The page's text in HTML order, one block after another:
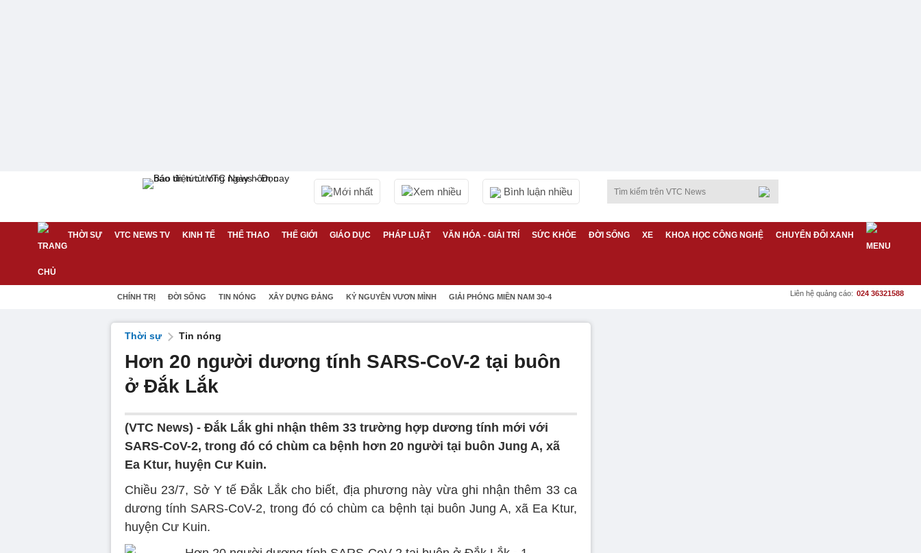
Mới nhất Xem nhiều Bình luận nhiều
THỜI SỰ VTC NEWS TV KINH TẾ THỂ THAO THẾ GIỚI GIÁO DỤC PHÁP LUẬT VĂN HÓA - GIẢI TRÍ SỨC KHỎE ĐỜI SỐNG XE KHOA HỌC CÔNG NGHỆ CHUYỂN ĐỔI XANH
CHÍNH TRỊ ĐỜI SỐNG TIN NÓNG XÂY DỰNG ĐẢNG KỶ NGUYÊN VƯƠN MÌNH GIẢI PHÓNG MIỀN NAM 30-4 Liên hệ quảng cáo: 024 36321588
Thời sự Tin nóng
Hơn 20 người dương tính SARS-CoV-2 tại buôn
ở Đắk Lắk
(VTC News) - Đắk Lắk ghi nhận thêm 33 trường hợp dương tính mới với
SARS-CoV-2, trong đó có chùm ca bệnh hơn 20 người tại buôn Jung A, xã
Ea Ktur, huyện Cư Kuin.
Chiều 23/7, Sở Y tế Đắk Lắk cho biết, địa phương này vừa ghi nhận thêm 33 ca
dương tính SARS-CoV-2, trong đó có chùm ca bệnh tại buôn Jung A, xã Ea Ktur,
huyện Cư Kuin.